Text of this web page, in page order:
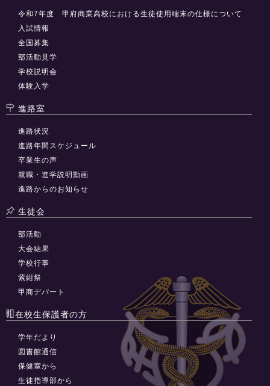
令和7年度 甲府商業高校における生徒使用端末の仕様について
入試情報
全国募集
部活動見学
学校説明会
体験入学
進路室
進路状況
進路年間スケジュール
卒業生の声
就職・進学説明動画
進路からのお知らせ
生徒会
部活動
大会結果
学校行事
紫紺祭
甲商デパート
在校生保護者の方
学年だより
図書館通信
保健室から
生徒指導部から